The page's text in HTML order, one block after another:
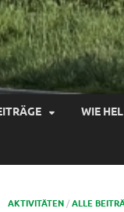
WIE
AKTIVITÄTEN/ ALLE